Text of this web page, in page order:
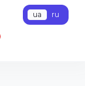
ua ru